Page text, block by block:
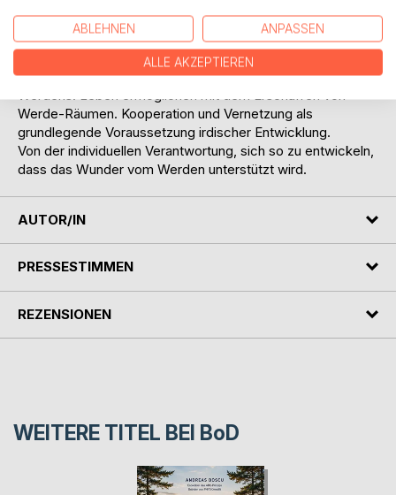
Schön und Wahr, sind Garanten der gesunden Entwicklung.
Humor als neue Lichtgestalt im sozialen Zusammenleben.
Alles was Ist, ist durch Licht geworden. Die Pflanze als
Begründer irdischen Lebens. Von der Gleichzeitigkeit des
Werde-Räumen. Kooperation und Vernetzung als
grundlegende Voraussetzung irdischer Entwicklung.
Von der individuellen Verantwortung, sich so zu entwickeln,
dass das Wunder vom Werden unterstützt wird.
AUTOR/IN
PRESSESTIMMEN
REZENSIONEN
WEITERE TITEL BEI BoD
ABLEHNEN ANPASSEN
ALLE AKZEPTIEREN